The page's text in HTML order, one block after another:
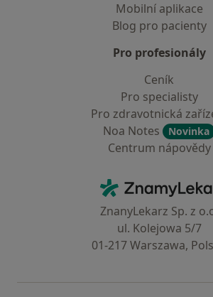
Mobilní aplikace
Blog pro pacienty
Pro profesionály
Ceník
Pro specialisty
Pro zdravotnická
Noa Notes
Novinka
Centrum nápovědy
ZnamyLekar
ZnanyLekarz Sp. z
ul. Kolejowa 5/7
01-217 Warszawa,